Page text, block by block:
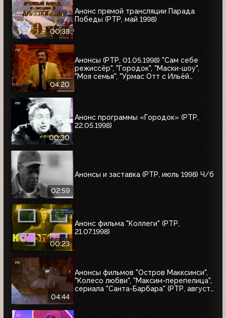
00:38
Анонс прямой трансляции Парада
Победы (РТР, май 1998)
04:20
Анонсы (РТР, 01.05.1998) "Сам себе
режиссёр", "Городок", "Маски-шоу",
"Моя семья", "Урмас Отт с Ильёй
00:30
Анонс программы «Городок» (РТР,
22.05.1998)
02:59
Анонсы и заставка (РТР, июль 1998) Ч/б
00:23
Анонс фильма "Коллеги" (РТР,
21.07.1998)
04:44
Анонсы фильмов "Остров Макксинси",
"Колесо любви", "Максим-перепелица",
сериала "Санта-Барбара" (РТР, август